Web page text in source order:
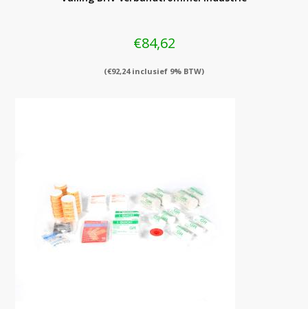
€84,62
(€92,24inclusief 9% BTW)